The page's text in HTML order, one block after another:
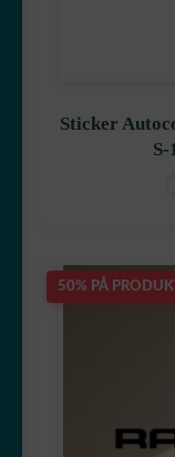
Sticker
50% PÅ